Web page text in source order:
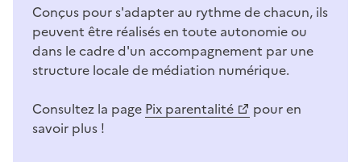
Conçus pour s'adapter au rythme de chacun, ils
peuvent être réalisés en toute autonomie ou
dans le cadre d'un accompagnement par une
structure locale de médiation numérique.
Consultez la page Pix parentalité
pour en
savoir plus !